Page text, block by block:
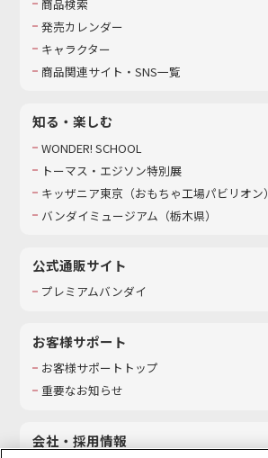
商品検索
発売カレンダー
キャラクター
商品関連サイト・SNS一覧
知る・楽しむ
WONDER! SCHOOL
トーマス・エジソン特別展
キッザニア東京（おもちゃ工場パビリオン）​
バンダイミュージアム（栃木県）
公式通販サイト
プレミアムバンダイ
お客様サポート
お客様サポートトップ
重要なお知らせ
会社・採用情報